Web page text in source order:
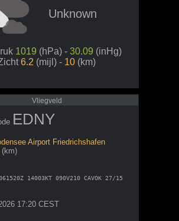
Unknown
1019 (hPa) - 30.09 (inHg)
6.2 (mijl) - 10 (km)
Vliegveld
EDNY
Airport Friedrichshafen
(km)
061520Z 14003KT 090V210 CAVOK 27/15
17:20 CEST